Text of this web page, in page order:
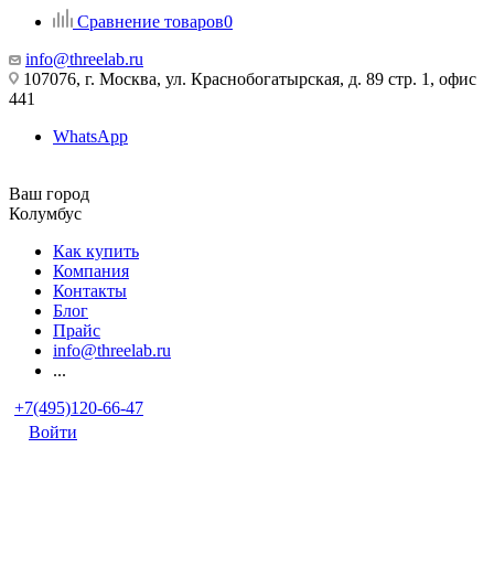
Сравнение товаров0
info@threelab.ru
107076, г. Москва, ул. Краснобогатырская, д. 89 стр. 1, офис
441
WhatsApp
Ваш город
Колумбус
Как купить
Компания
Контакты
Блог
Прайс
info@threelab.ru
...
+7(495)120-66-47
Войти